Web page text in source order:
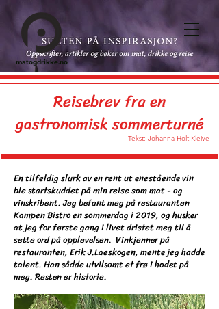
matogdrikke.no
Reisebrev fra en
gastronomisk sommerturné
Tekst: Johanna Holt Kleive
En tilfeldig slurk av en rent ut enestående vin
ble startskuddet på min reise som mat - og
vinskribent. Jeg befant meg på restauranten
Kampen Bistro en sommerdag i 2019, og husker
at jeg for første gang i livet dristet meg til å
sette ord på opplevelsen. Vinkjenner på
restauranten, Erik J.Laeskogen, mente jeg hadde
talent. Han sådde utvilsomt et frø i hodet på
meg. Resten er historie.